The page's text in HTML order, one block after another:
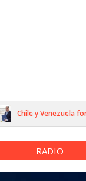
Chile y Venezuela
RADIO